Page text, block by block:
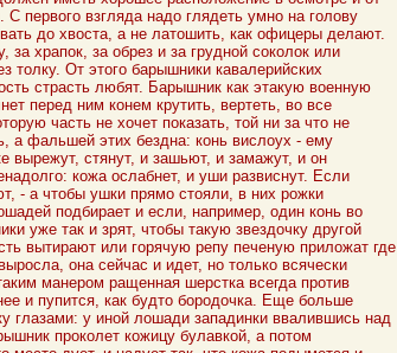
С первого взгляда надо глядеть умно на голову
до хвоста, а не латошить, как офицеры делают.
за храпок, за обрез и за грудной соколок или
толку. От этого барышники кавалерийских
страсть любят. Барышник как этакую военную
перед ним конем крутить, вертеть, во все
часть не хочет показать, той ни за что не
а фальшей этих бездна: конь вислоух - ему
вырежут, стянут, и зашьют, и замажут, и он
кожа ослабнет, и уши развиснут. Если
- а чтобы ушки прямо стояли, в них рожки
подбирает и если, например, один конь во
уже так и зрят, чтобы такую звездочку другой
вытирают или горячую репу печеную приложат где
она сейчас и идет, но только всячески
манером ращенная шерстка всегда против
и пупится, как будто бородочка. Еще больше
глазами: у иной лошади западинки ввалившись над
проколет кожицу булавкой, а потом